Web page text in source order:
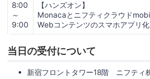
8:00
～
9:00
【ハンズオン】
Monacaとニフティクラウド
Webコンテンツのスマホアプリ
当日の受付について
新宿フロントタワー18階 ニフテ